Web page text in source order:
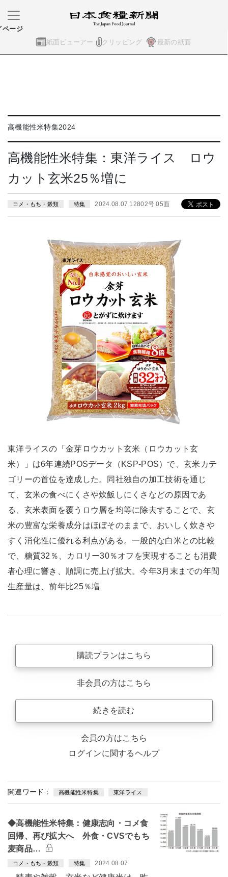
紙面ビューアー クリッピング 最新の紙面
ページ
高機能性米特集2024
高機能性米特集：東洋ライス ロウ
カット玄米25％増に
コメ・もち・穀類 特集 2024.08.07 12802号 05面
東洋ライスの「金芽ロウカット玄米（ロウカット玄
米）」は6年連続POSデータ（KSP-POS）で、玄米カテ
ゴリーの首位を達成した。同社独自の加工技術を通じ
て、玄米の食べにくさや炊飯しにくさなどの原因であ
る、玄米表面を覆うロウ層を均等に除去することで、玄
米の豊富な栄養成分はほぼそのままで、おいしく炊きや
すく消化性に優れる利点がある。一般的な白米との比較
で、糖質32％、カロリー30％オフを実現することも消費
者心理に響き、順調に売上げ拡大。今年3月末までの年間
生産量は、前年比25％増
購読プランはこちら
非会員の方はこちら
続きを読む
会員の方はこちら
ログインに関するヘルプ
関連ワード： 高機能性米特集 東洋ライス
◆高機能性米特集：健康志向・コメ食
回帰、再び拡大へ 外食・CVSでもち
麦商品…
コメ・もち・穀類 特集 2024.08.07